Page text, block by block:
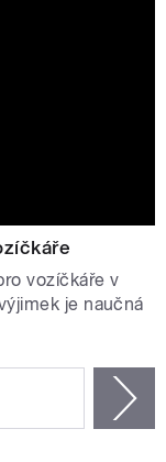
vozíčkáře v
je naučná